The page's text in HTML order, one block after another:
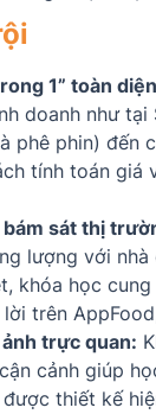
1” toàn
doanh như
phê phin) đến
tính toán
sát thị
lượng với
khóa học
trên
trực quan:
cảnh giúp
thiết kế